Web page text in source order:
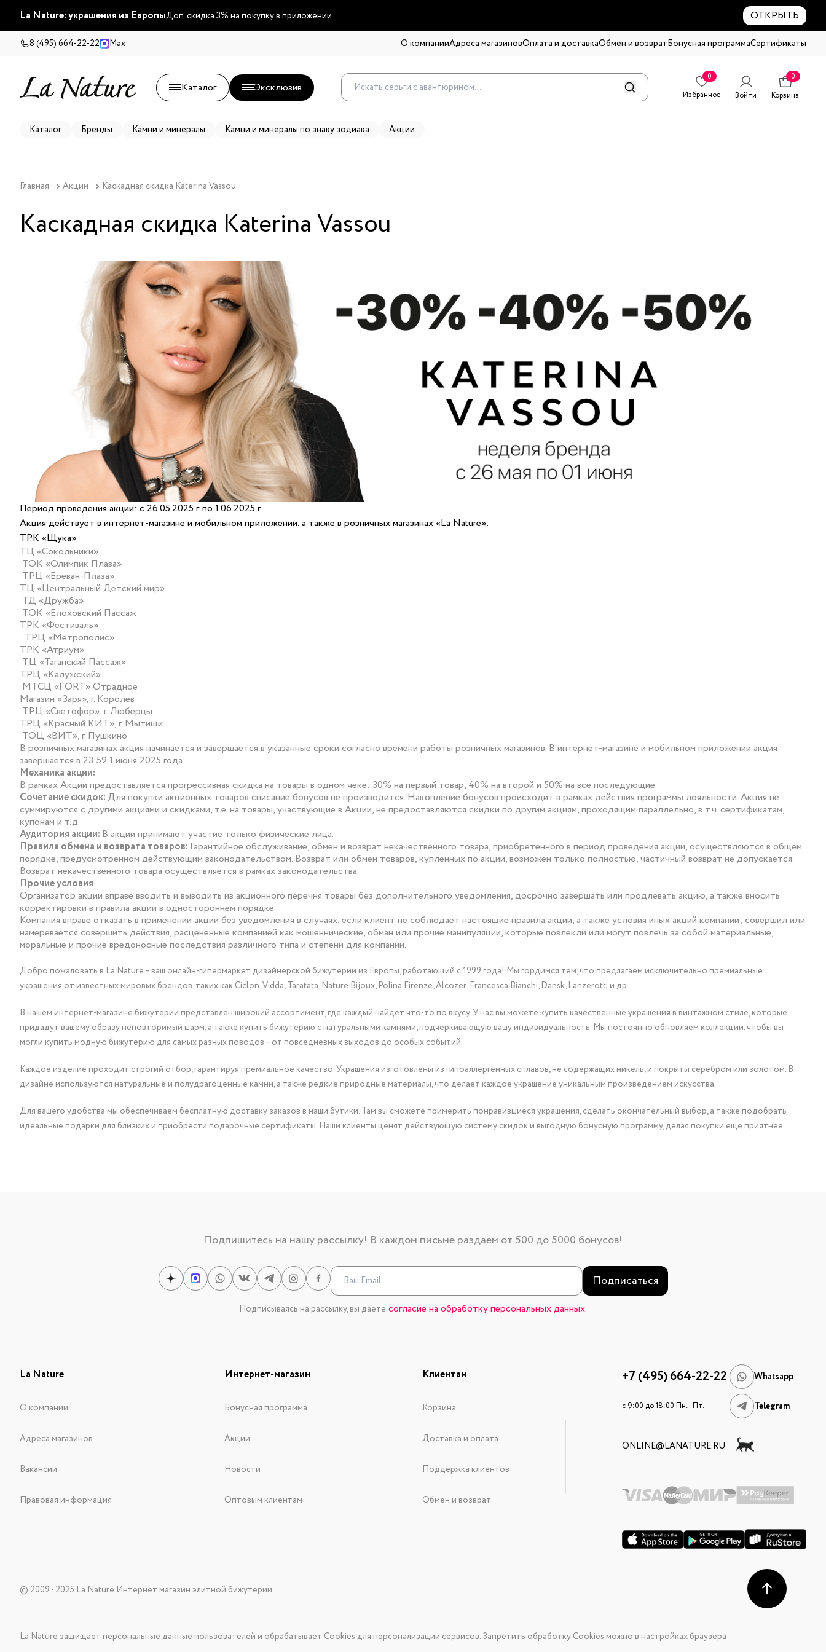
La Nature: украшения из ЕвропыДоп. скидка 3% на покупку в приложении ОТКРЫТЬ
8 (495) 664-22-22 Max О компанииАдреса магазиновОплата и доставкаОбмен и возвратБонусная программаСертификаты
Каталог Эксклюзив
0
Избранное
Войти
0
Корзина
Каталог Бренды Камни и минералы Камни и минералы по знаку зодиака Акции
Главная Акции Каскадная скидка Katerina Vassou
Каскадная скидка Katerina Vassou
Период проведения акции: с 26.05.2025 г. по 1.06.2025 г..
Акция действует в интернет-магазине и мобильном приложении, а также в розничных магазинах «La Nature»:
ТРК «Щука»
ТЦ «Сокольники»
ТОК «Олимпик Плаза»
ТРЦ «Ереван-Плаза»
ТЦ «Центральный Детский мир»
ТД «Дружба»
ТОК «Елоховский Пассаж
ТРК «Фестиваль»
ТРЦ «Метрополис»
ТРК «Атриум»
ТЦ «Таганский Пассаж»
ТРЦ «Калужский»
МТСЦ «FORT» Отрадное
Магазин «Заря», г. Королёв
ТРЦ «Светофор», г. Люберцы
ТРЦ «Красный КИТ», г. Мытищи
ТОЦ «ВИТ», г. Пушкино
В розничных магазинах акция начинается и завершается в указанные сроки согласно времени работы розничных магазинов. В интернет-магазине и мобильном приложении акция
завершается в 23:59 1 июня 2025 года.
Механика акции:
В рамках Акции предоставляется прогрессивная скидка на товары в одном чеке: 30% на первый товар, 40% на второй и 50% на все последующие.
Сочетание скидок:Для покупки акционных товаров списание бонусов не производится. Накопление бонусов происходит в рамках действия программы лояльности.Акция не
суммируются с другими акциями и скидками, т.е. на товары, участвующие в Акции, не предоставляются скидки по другим акциям, проходящим параллельно, в т.ч. сертификатам,
купонам и т.д.
Аудитория акции: В акции принимают участие только физические лица.
Правила обмена и возврата товаров: Гарантийное обслуживание, обмен и возврат некачественного товара, приобретенного в период проведения акции, осуществляются в общем
порядке, предусмотренном действующим законодательством. Возврат или обмен товаров, купленных по акции, возможен только полностью, частичный возврат не допускается.
Возврат некачественного товара осуществляется в рамках законодательства.
Прочие условия
Организатор акции вправе вводить и выводить из акционного перечня товары без дополнительного уведомления, досрочно завершать или продлевать акцию, а также вносить
корректировки в правила акции в одностороннем порядке.
Компания вправе отказать в применении акции без уведомления в случаях, если клиент не соблюдает настоящие правила акции, а также условия иных акций компании; совершил или
намеревается совершить действия, расцененные компанией как мошеннические, обман или прочие манипуляции, которые повлекли или могут повлечь за собой материальные,
моральные и прочие вредоносные последствия различного типа и степени для компании.
Добро пожаловать в La Nature – ваш онлайн-гипермаркет дизайнерской бижутерии из Европы, работающий с 1999 года! Мы гордимся тем, что предлагаем исключительно премиальные
украшения от известных мировых брендов, таких как Ciclon, Vidda, Taratata, Nature Bijoux, Polina Firenze, Alcozer, Francesca Bianchi, Dansk, Lanzerotti и др.
В нашем интернет-магазине бижутерии представлен широкий ассортимент, где каждый найдет что-то по вкусу. У нас вы можете купить качественные украшения в винтажном стиле, которые
придадут вашему образу неповторимый шарм, а также купить бижутерию с натуральными камнями, подчеркивающую вашу индивидуальность. Мы постоянно обновляем коллекции, чтобы вы
могли купить модную бижутерию для самых разных поводов – от повседневных выходов до особых событий.
Каждое изделие проходит строгий отбор, гарантируя премиальное качество. Украшения изготовлены из гипоаллергенных сплавов, не содержащих никель, и покрыты серебром или золотом. В
дизайне используются натуральные и полудрагоценные камни, а также редкие природные материалы, что делает каждое украшение уникальным произведением искусства.
Для вашего удобства мы обеспечиваем бесплатную доставку заказов в наши бутики. Там вы сможете примерить понравившиеся украшения, сделать окончательный выбор, а также подобрать
идеальные подарки для близких и приобрести подарочные сертификаты. Наши клиенты ценят действующую систему скидок и выгодную бонусную программу, делая покупки еще приятнее.
Подпишитесь на нашу рассылку! В каждом письме раздаем от 500 до 5000 бонусов!
Подписаться
Подписываясь на рассылку, вы даете согласие на обработку персональных данных.
La Nature
О компании
Адреса магазинов
Вакансии
Правовая информация
Интернет-магазин
Бонусная программа
Акции
Новости
Оптовым клиентам
Клиентам
Корзина
Доставка и оплата
Поддержка клиентов
Обмен и возврат
+7 (495) 664-22-22 Whatsapp
c 9:00 до 18:00 Пн. - Пт. Telegram
ONLINE@LANATURE.RU
© 2009 - 2025 La Nature Интернет магазин элитной бижутерии.
La Nature защищает персональные данные пользователей и обрабатывает Cookies для персонализации сервисов. Запретить обработку Cookies можно в настройках браузера